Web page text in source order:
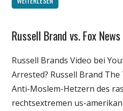
Gesellschaft
Medien
Politik
Satire
Unterhaltung
Russell Brand vs. Fox News
Russell Brands Video bei
Arrested? Russell Brand The
Anti-Moslem-Hetzern des
rechtsextremen us-